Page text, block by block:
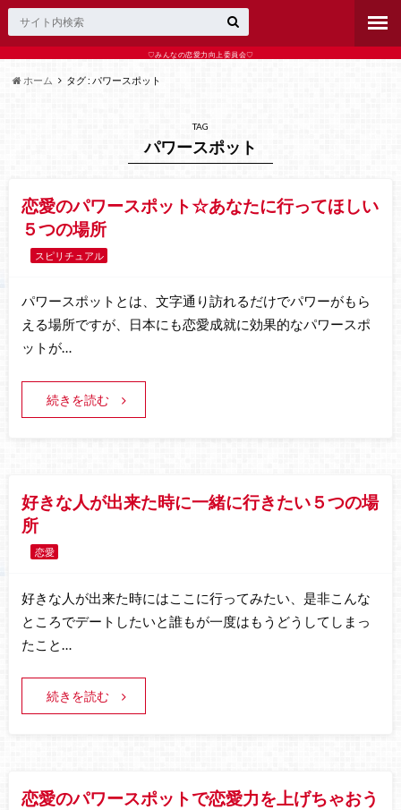
♡みんなの恋愛力向上委員会♡
ホーム タグ : パワースポット
TAG
パワースポット
恋愛のパワースポット☆あなたに行ってほしい
５つの場所
スピリチュアル
パワースポットとは、文字通り訪れるだけでパワーがもら
える場所ですが、日本にも恋愛成就に効果的なパワースポ
ットが…
続きを読む
好きな人が出来た時に一緒に行きたい５つの場
所
恋愛
好きな人が出来た時にはここに行ってみたい、是非こんな
ところでデートしたいと誰もが一度はもうどうしてしまっ
たこと…
続きを読む
恋愛のパワースポットで恋愛力を上げちゃおう